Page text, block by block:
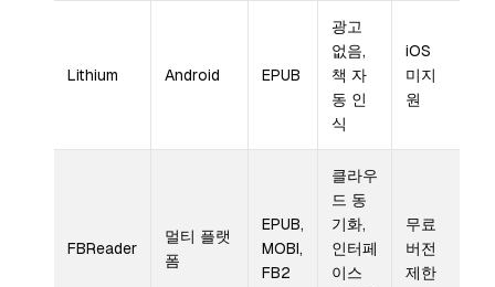
Lithium Android EPUB
광고
없음,
책 자
동 인
식
iOS
미지
원
FBReader
멀티 플랫
폼
EPUB,
MOBI,
FB2
클라우
드 동
기화,
인터페
이스
무료
버전
제한